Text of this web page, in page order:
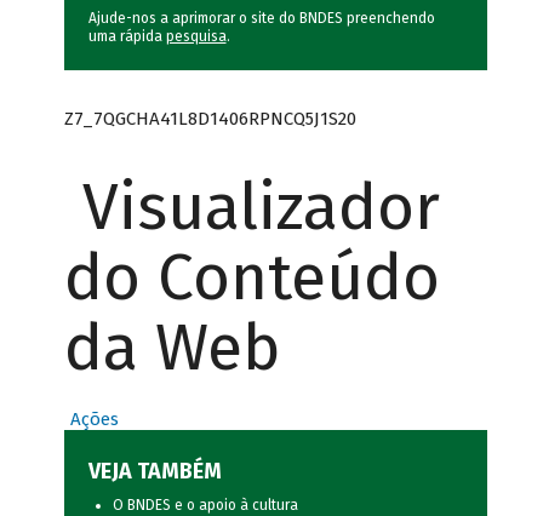
Ajude-nos a aprimorar o site do BNDES preenchendo
uma rápida pesquisa.
Z7_7QGCHA41L8D1406RPNCQ5J1S20
Visualizador
do Conteúdo
da Web
Ações
VEJA TAMBÉM
O BNDES e o apoio à cultura